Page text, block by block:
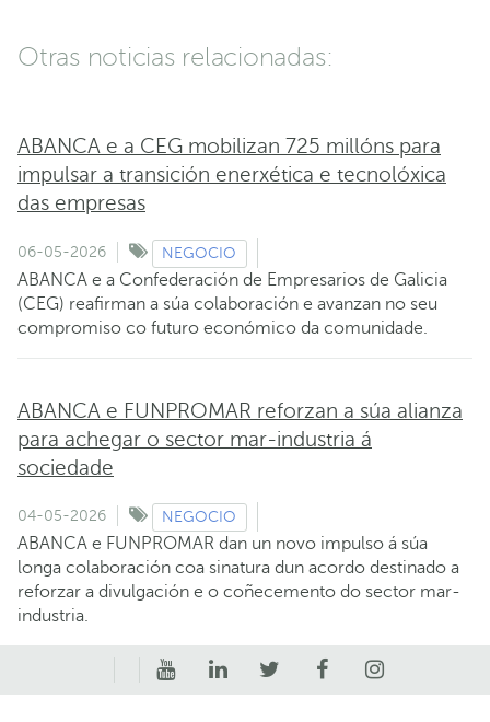
Otras noticias relacionadas:
ABANCA e a CEG mobilizan 725 millóns para
impulsar a transición enerxética e tecnolóxica
das empresas
06-05-2026 NEGOCIO
ABANCA e a Confederación de Empresarios de Galicia
(CEG) reafirman a súa colaboración e avanzan no seu
compromiso co futuro económico da comunidade.
ABANCA e FUNPROMAR reforzan a súa alianza
para achegar o sector mar-industria á
sociedade
04-05-2026 NEGOCIO
ABANCA e FUNPROMAR dan un novo impulso á súa
longa colaboración coa sinatura dun acordo destinado a
reforzar a divulgación e o coñecemento do sector mar-
industria.